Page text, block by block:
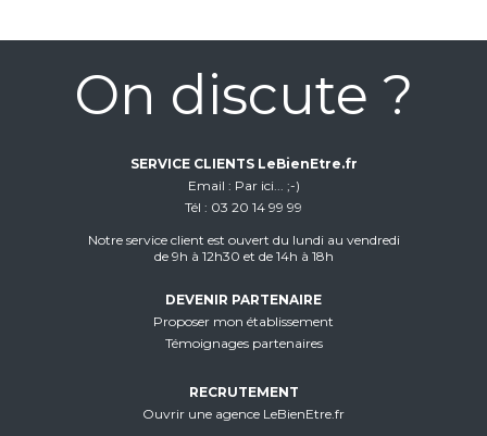
On discute ?
SERVICE CLIENTS LeBienEtre.fr
Email
Par ici... ;-)
Tél
03 20 14 99 99
Notre service client est ouvert du lundi au vendredi
de 9h à 12h30 et de 14h à 18h
DEVENIR PARTENAIRE
Proposer mon établissement
Témoignages partenaires
RECRUTEMENT
Ouvrir une agence LeBienEtre.fr